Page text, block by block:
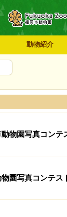
動物紹介
動物園写真コンテ
園写真コンテス